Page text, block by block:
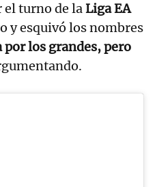
el turno de laLiga EA
y esquivó los nombres
por los grandes, pero